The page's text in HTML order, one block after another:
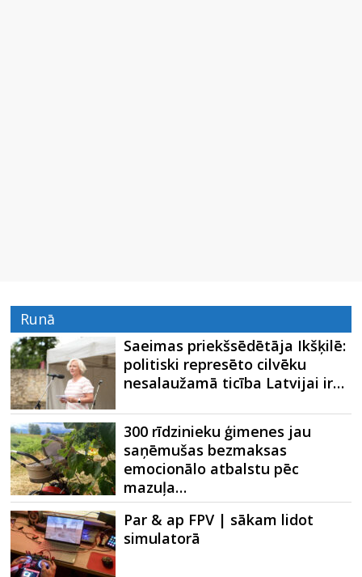
Runā
Saeimas priekšsēdētāja Ikšķilē:
politiski represēto cilvēku
nesalaužamā ticība Latvijai ir…
300 rīdzinieku ģimenes jau
saņēmušas bezmaksas
emocionālo atbalstu pēc
mazuļa…
Par & ap FPV | sākam lidot
simulatorā